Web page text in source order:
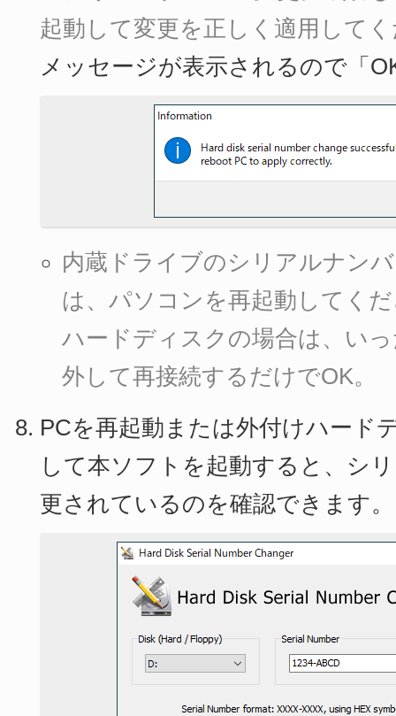
起動して変更を正しく適用して
メッセージが表示されるので「
内蔵ドライブのシリアルナン
は、パソコンを再起動してく
ハードディスクの場合は、い
外して再接続するだけでOK。
PCを再起動または外付けハード
して本ソフトを起動すると、シ
更されているのを確認できます。